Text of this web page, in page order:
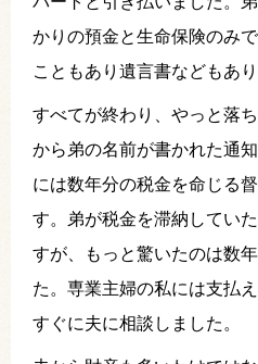
かりの預金と生命保険のみ
こともあり遺言書などもあ
すべてが終わり、やっと落
から弟の名前が書かれた通
には数年分の税金を命じる
す。弟が税金を滞納してい
すが、もっと驚いたのは数
た。専業主婦の私には支払
すぐに夫に相談しました。